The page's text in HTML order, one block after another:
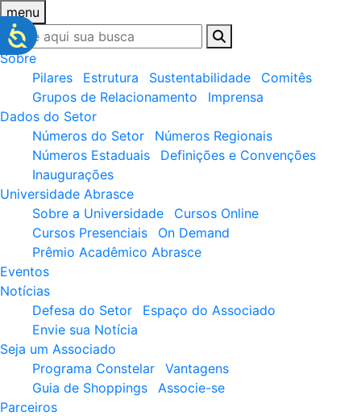
menu
Sobre
Pilares
Estrutura Sustentabilidade
Comitês
Grupos de Relacionamento
Imprensa
Dados do Setor
Números do Setor
Números Regionais
Números Estaduais
Definições e Convenções
Inaugurações
Universidade Abrasce
Sobre a Universidade
Cursos Online
Cursos Presenciais
On Demand
Prêmio Acadêmico Abrasce
Eventos
Notícias
Defesa do Setor
Espaço do Associado
Envie sua Notícia
Seja um Associado
Programa Constelar
Vantagens
Guia de Shoppings
Associe-se
Parceiros